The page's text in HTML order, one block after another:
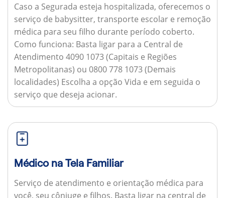
Caso a Segurada esteja hospitalizada, oferecemos o
serviço de babysitter, transporte escolar e remoção
médica para seu filho durante período coberto.
Como funciona: Basta ligar para a Central de
Atendimento 4090 1073 (Capitais e Regiões
Metropolitanas) ou 0800 778 1073 (Demais
localidades) Escolha a opção Vida e em seguida o
serviço que deseja acionar.
Médico na Tela Familiar
Serviço de atendimento e orientação médica para
você, seu cônjuge e filhos. Basta ligar na central de